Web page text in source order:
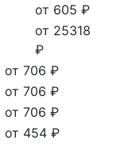
от 605 ₽
от 25318
₽
от 706 ₽
от 706 ₽
от 706 ₽
от 454 ₽